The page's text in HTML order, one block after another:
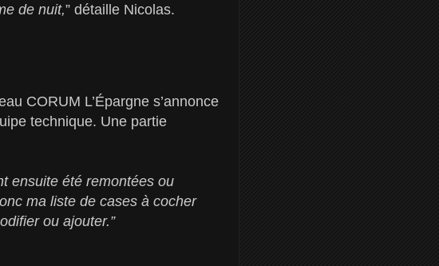
de nuit,” détaille Nicolas.
CORUM L’Épargne s’annonce
technique. Une partie
ensuite été remontées ou
ma liste de cases à cocher
ou ajouter.”